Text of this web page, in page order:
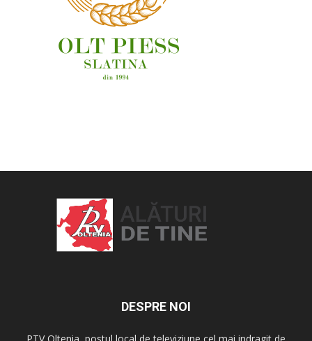
DESPRE NOI
PTV Oltenia, postul local de televiziune cel mai indragit de